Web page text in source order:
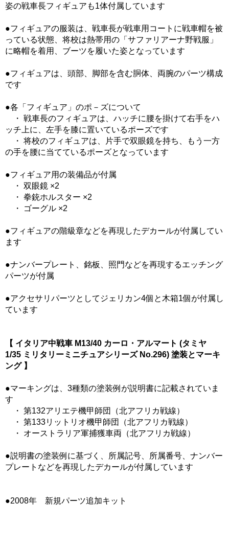
姿の戦車長フィギュアも1体付属しています
●フィギュアの服装は、戦車長が戦車用コートに戦車帽を被
っている状態、将校は熱帯用の「サファリアーナ野戦服」
に略帽を着用、ブーツを履いた姿となっています
●フィギュアは、頭部、脚部を含む胴体、両腕のパーツ構成
です
●各「フィギュア」のポ－ズについて
・ 戦車長のフィギュアは、ハッチに腰を掛けて右手をハ
ッチ上に、左手を膝に置いているポーズです
・ 将校のフィギュアは、片手で双眼鏡を持ち、もう一方
の手を腰に当てているポーズとなっています
●フィギュア用の装備品が付属
・ 双眼鏡 ×2
・ 拳銃ホルスター ×2
・ ゴーグル ×2
●フィギュアの階級章などを再現したデカールが付属してい
ます
●ナンバープレート、銘板、照門などを再現するエッチング
パーツが付属
●アクセサリパーツとしてジェリカン4個と木箱1個が付属し
ています
【 イタリア中戦車 M13/40 カーロ・アルマート (タミヤ
1/35 ミリタリーミニチュアシリーズ No.296) 塗装とマーキ
ング 】
●マーキングは、3種類の塗装例が説明書に記載されていま
す
・ 第132アリエテ機甲師団（北アフリカ戦線）
・ 第133リットリオ機甲師団（北アフリカ戦線）
・ オーストラリア軍捕獲車両（北アフリカ戦線）
●説明書の塗装例に基づく、所属記号、所属番号、ナンバー
プレートなどを再現したデカールが付属しています
●2008年 新規パーツ追加キット